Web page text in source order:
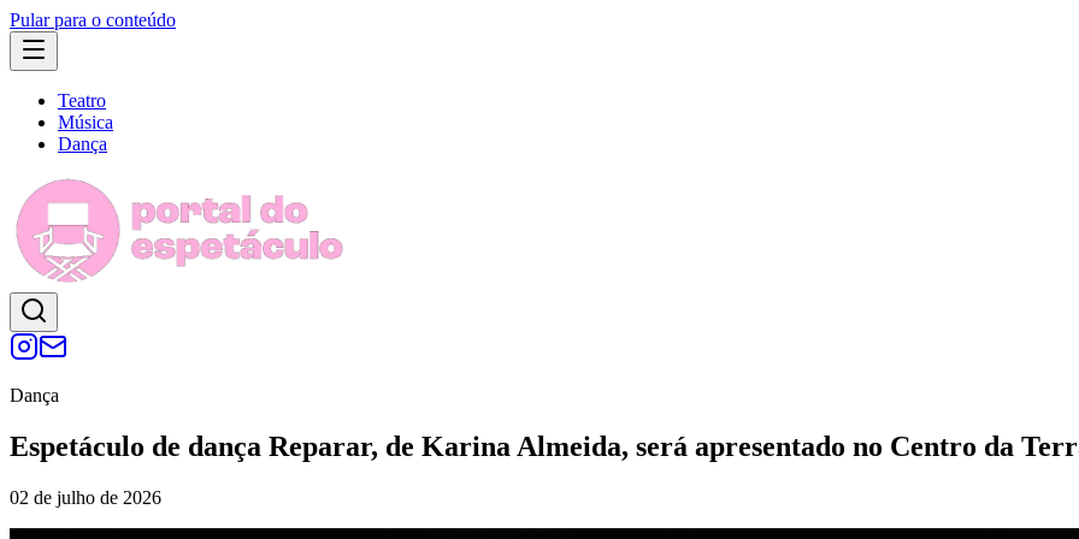
Pular para o conteúdo
Teatro
Música
Dança
Dança
Espetáculo de dança Reparar, de Karina Almeida, será apresentado no Centro da
02 de julho de 2026